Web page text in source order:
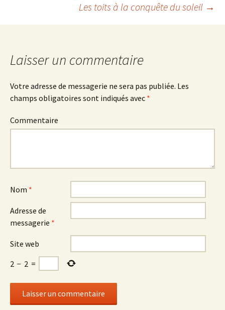
Navigation
des
articles
Les toits à la conquête du soleil →
Laisser un commentaire
Votre adresse de messagerie ne sera pas publiée. Les
champs obligatoires sont indiqués avec *
Commentaire
Nom *
Adresse de
messagerie *
Site web
2 − 2 =